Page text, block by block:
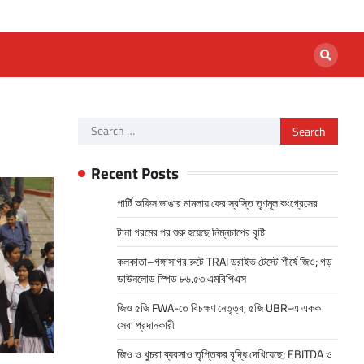
Search
Recent Posts
পার্টি অফিস ভাঙার মামলায় ফের স্বস্তি তৃণমূল কংগ্রেসের
টানা গরমের পর শুরু হয়েছে নিম্নচাপের বৃষ্টি
কলকাতা–গঙ্গাসাগর রুটে TRAI ড্রাইভ টেস্টে শীর্ষে জিও; গড়
ডাউনলোড স্পিড ৮৬.৫৩ এমবিপিএস
জিও ৫জি FWA-তে বিচক্ষণ নেতৃত্ব, ৫জি UBR-এ একক
সেবা প্রদানকারী
জিও ও খুচরা ব্যবসাও তৃপ্তিকর বৃদ্ধি দেখিয়েছে; EBITDA ও